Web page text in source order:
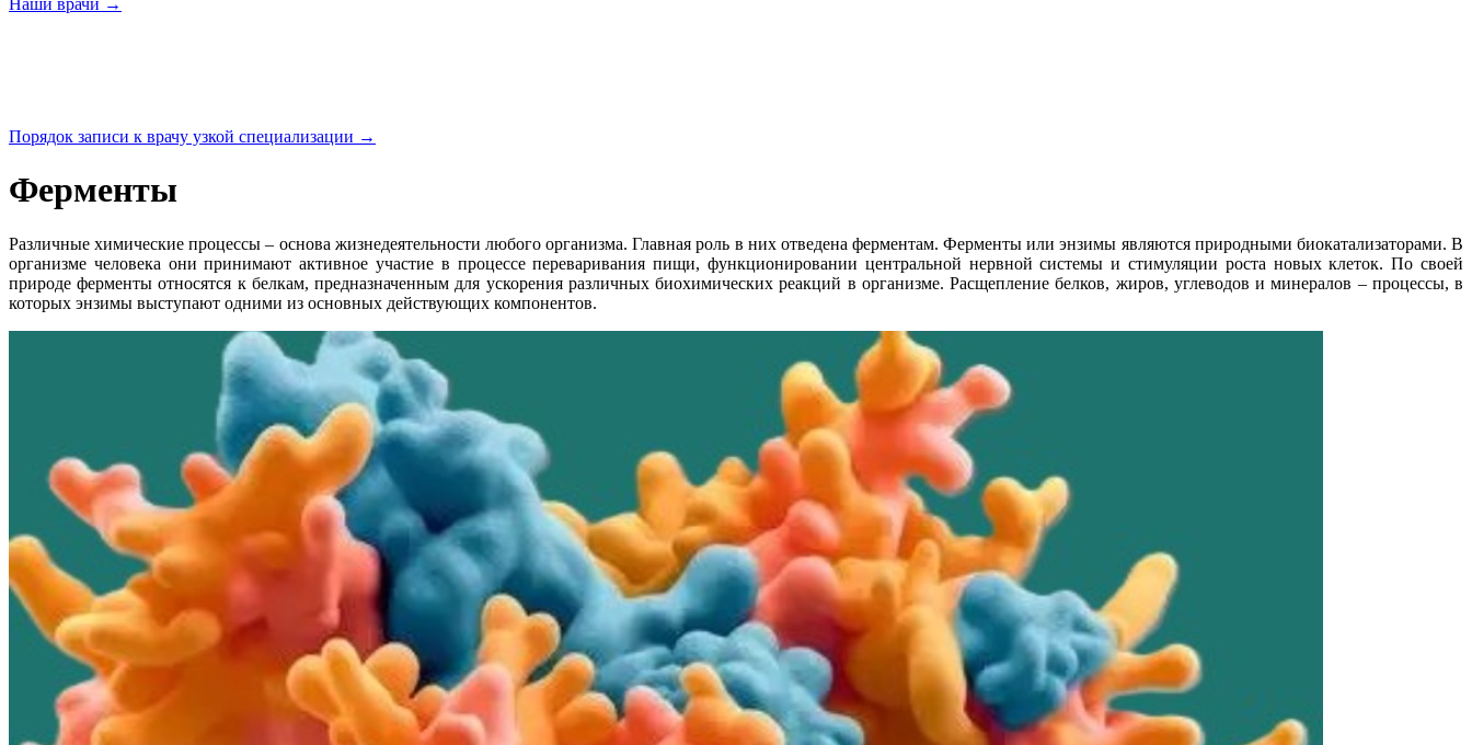
Наши врачи →
Порядок записи к врачу узкой специализации →
Ферменты
Различные химические процессы – основа жизнедеятельности любого организма. Главная роль в них отведена ферментам. Ферменты или энзимы являются природными биокатализаторами. В
организме человека они принимают активное участие в процессе переваривания пищи, функционировании центральной нервной системы и стимуляции роста новых клеток. По своей
природе ферменты относятся к белкам, предназначенным для ускорения различных биохимических реакций в организме. Расщепление белков, жиров, углеводов и минералов – процессы, в
которых энзимы выступают одними из основных действующих компонентов.